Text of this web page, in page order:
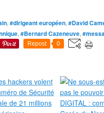
, #dirigeant européen, #David
, #Bernard Cazeneuve,
Repost 0